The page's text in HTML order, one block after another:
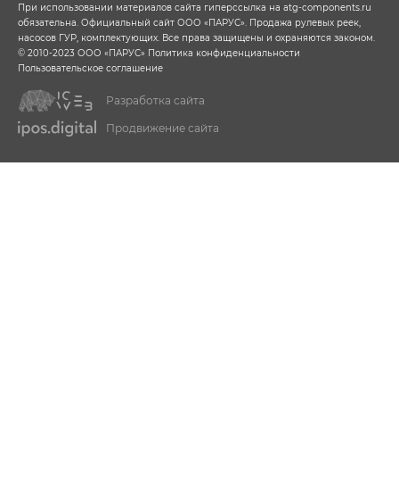
При использовании материалов сайта гиперссылка на atg-components.ru
обязательна. Официальный сайт ООО «ПАРУС». Продажа рулевых реек,
насосов ГУР, комплектующих. Все права защищены и охраняются законом.
© 2010-2023 ООО «ПАРУС» Политика конфиденциальности
Пользовательское соглашение
Разработка сайта
Продвижение сайта